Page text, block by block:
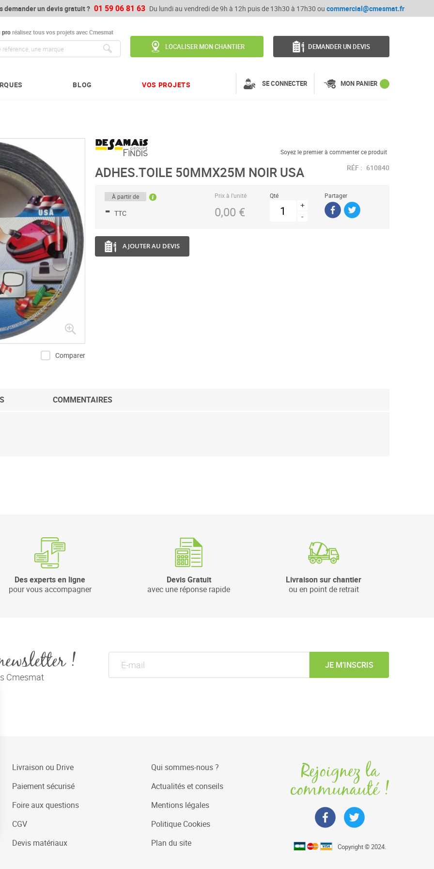
demander un devis gratuit ? 01 59 06 81 63 Du lundi au vendredi de 9h à 12h puis de 13h30 à 17h30 ou commercial@cmesmat.fr
proréalisez tous vos projets avec Cmesmat
LOCALISER MON CHANTIER DEMANDER UN DEVIS
BLOG VOS PROJETS SE CONNECTER MON PANIER
Comparer
Soyez le premier à commenter ce produit
ADHES.TOILE 50MMX25M NOIR USA RÉF : 610840
À partir de
- TTC
Prix à l’unité
0,00 €
Qté
+
-
Partager
AJOUTER AU DEVIS
COMMENTAIRES
Des experts en ligne
pour vous accompagner
Devis Gratuit
avec une réponse rapide
Livraison sur chantier
ou en point de retrait
!
Cmesmat
JE M’INSCRIS
Livraison ou Drive
Paiement sécurisé
Foire aux questions
CGV
Devis matériaux
Qui sommes-nous ?
Actualités et conseils
Mentions légales
Politique Cookies
Plan du site
Rejoignez la
communauté !
Copyright © 2024.